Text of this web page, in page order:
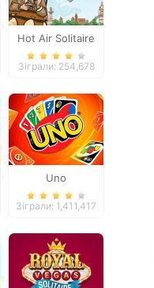
Hot Air Solitaire
Зіграли: 254,678
Uno
Зіграли: 1,411,417